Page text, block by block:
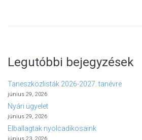
Legutóbbi bejegyzések
Taneszközlisták 2026-2027. tanévre
június 29, 2026
Nyári ügyelet
június 29, 2026
Elballagtak nyolcadikosaink